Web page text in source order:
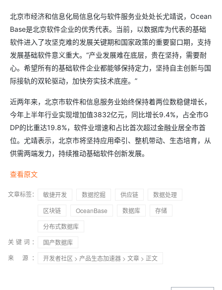
北京市经济和信息化局信息化与软件服务业处处长尤靖说，Ocean
Base是北京软件企业的优秀代表。当前，以数据库为代表的基础
软件进入了攻坚克难的发展关键期和国家政策的重要窗口期，支持
发展基础软件意义重大。“产业发展难在底层，贵在坚持，需要耐
心。希望所有的基础软件企业都能够保持定力，坚持自主创新与国
际接轨的双轮驱动，加快夯实技术底座。”
近两年来，北京市软件和信息服务业始终保持着两位数稳健增长，
今年上半年行业实现增加值3832亿元，同比增长9.4%，占全市G
DP的比重达19.8%，软件业增速和占比首次超过金融业居全市首
位。尤靖表示，北京市将坚持应用牵引、整机带动、生态培育，从
供需两端发力，持续推动基础软件创新发展。
查看原文
文章标签： 敏捷开发 数据挖掘 供应链
数据处理
区块链
OceanBase 数据库
存储
分布式数据库
关键词：
国产数据库
来 源：
开发者社区 > 产品生态加速器 > 文章 > 正文